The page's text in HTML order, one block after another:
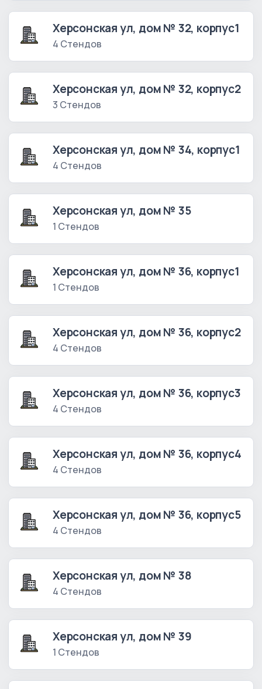
Херсонская ул, дом № 32, корпус1
4 Стендов
Херсонская ул, дом № 32, корпус2
3 Стендов
Херсонская ул, дом № 34, корпус1
4 Стендов
Херсонская ул, дом № 35
1 Стендов
Херсонская ул, дом № 36, корпус1
1 Стендов
Херсонская ул, дом № 36, корпус2
4 Стендов
Херсонская ул, дом № 36, корпус3
4 Стендов
Херсонская ул, дом № 36, корпус4
4 Стендов
Херсонская ул, дом № 36, корпус5
4 Стендов
Херсонская ул, дом № 38
4 Стендов
Херсонская ул, дом № 39
1 Стендов